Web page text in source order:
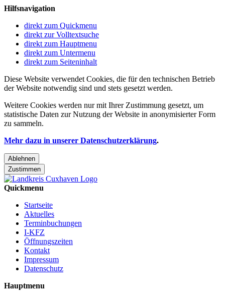
Hilfsnavigation
direkt zum Quickmenu
direkt zur Volltextsuche
direkt zum Hauptmenu
direkt zum Untermenu
direkt zum Seiteninhalt
Diese Website verwendet Cookies, die für den technischen Betrieb
der Website notwendig sind und stets gesetzt werden.
Weitere Cookies werden nur mit Ihrer Zustimmung gesetzt, um
statistische Daten zur Nutzung der Website in anonymisierter Form
zu sammeln.
Mehr dazu in unserer Datenschutzerklärung.
Ablehnen
Zustimmen
Quickmenu
Startseite
Aktuelles
Terminbuchungen
I-KFZ
Öffnungszeiten
Kontakt
Impressum
Datenschutz
Hauptmenu